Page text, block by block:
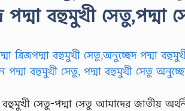
বহুমুখী সেতু,পদ্মা
সেতু-পদ্মা সেতু আমাদের জাতীয়